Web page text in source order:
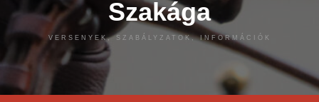
Szakága
VERSENYEK, SZABÁLYZATOK, INFORMÁCIÓK